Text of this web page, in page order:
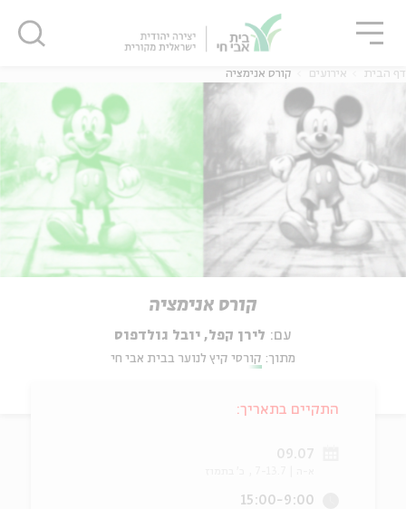
דף הבית אירועים קורס אנימציה
קורס אנימציה
עם: לירן קפל, יובל גולדפוס
מתוך: קורסי קיץ לנוער בבית אבי חי
התקיים בתאריך:
09.07
15:00-9:00
סגור